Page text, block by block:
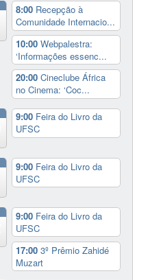
8:00 Recepção à
Comunidade Internacio...
10:00Webpalestra:
‘Informações essenc...
20:00Cineclube África
no Cinema: ‘Coc...
9:00 Feira do Livro da
UFSC
9:00 Feira do Livro da
UFSC
9:00 Feira do Livro da
UFSC
17:003º Prêmio Zahidé
Muzart